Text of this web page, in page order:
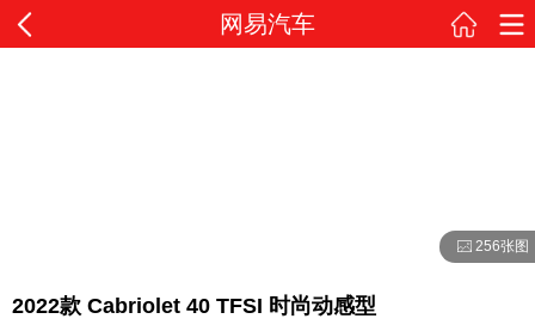
网易汽车
256张图
2022款 Cabriolet 40 TFSI 时尚动感型